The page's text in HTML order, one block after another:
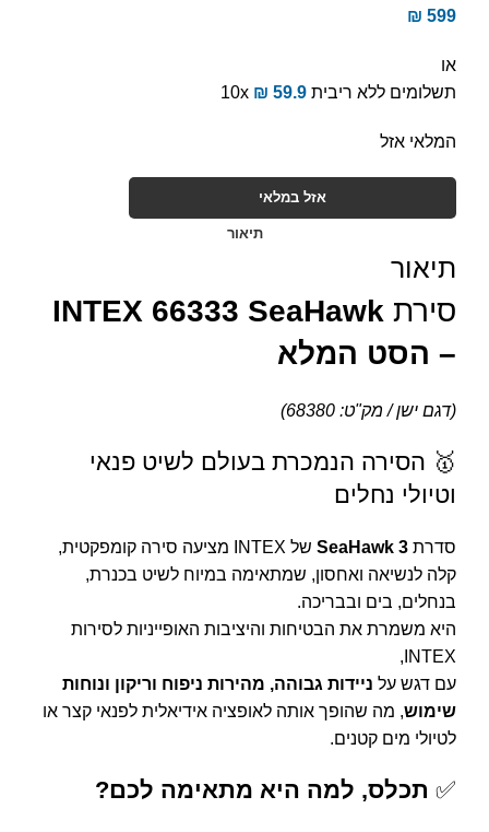
₪ 599
או
תשלומים ללא ריבית
₪ 59.9
המלאי אזל
אזל במלאי
תיאור
תיאור
סירת INTEX 66333 SeaHawk
– הסט המלא
(דגם ישן / מק"ט: 68380)
🥇 הסירה הנמכרת בעולם לשיט פנאי
וטיולי נחלים
סדרת SeaHawk 3
של INTEX מציעה סירה קומפקטית,
קלה לנשיאה ואחסון, שמתאימה במיוח לשיט בכנרת,
בנחלים, בים ובבריכה.
היא משמרת את הבטיחות והיציבות האופייניות לסירות
INTEX,
עם דגש על ניידות גבוהה, מהירות ניפוח וריקון ונוחות
שימוש, מה שהופך אותה לאופציה אידיאלית לפנאי קצר או
לטיולי מים קטנים.
✅ תכלס, למה היא מתאימה לכם?